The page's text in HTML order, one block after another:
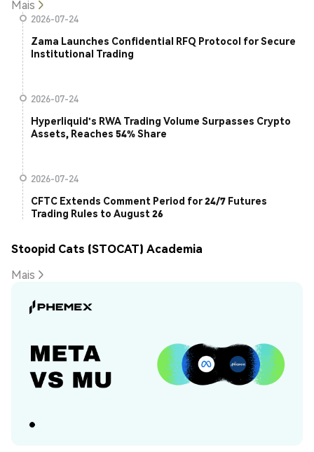
Mais
2026-07-24
Zama Launches Confidential RFQ Protocol for Secure
Institutional Trading
2026-07-24
Hyperliquid's RWA Trading Volume Surpasses Crypto
Assets, Reaches 54% Share
2026-07-24
CFTC Extends Comment Period for 24/7 Futures
Trading Rules to August 26
Stoopid Cats (STOCAT) Academia
Mais